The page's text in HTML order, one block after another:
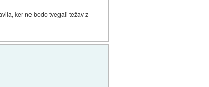
ker ne bodo tvegali težav z